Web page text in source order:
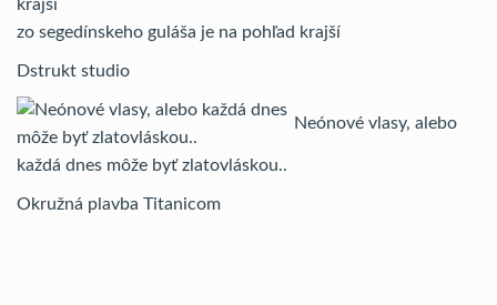
zo segedínskeho guláša je na pohľad krajší
Dstrukt studio
Neónové vlasy, alebo
každá dnes môže byť zlatovláskou..
Okružná plavba Titanicom